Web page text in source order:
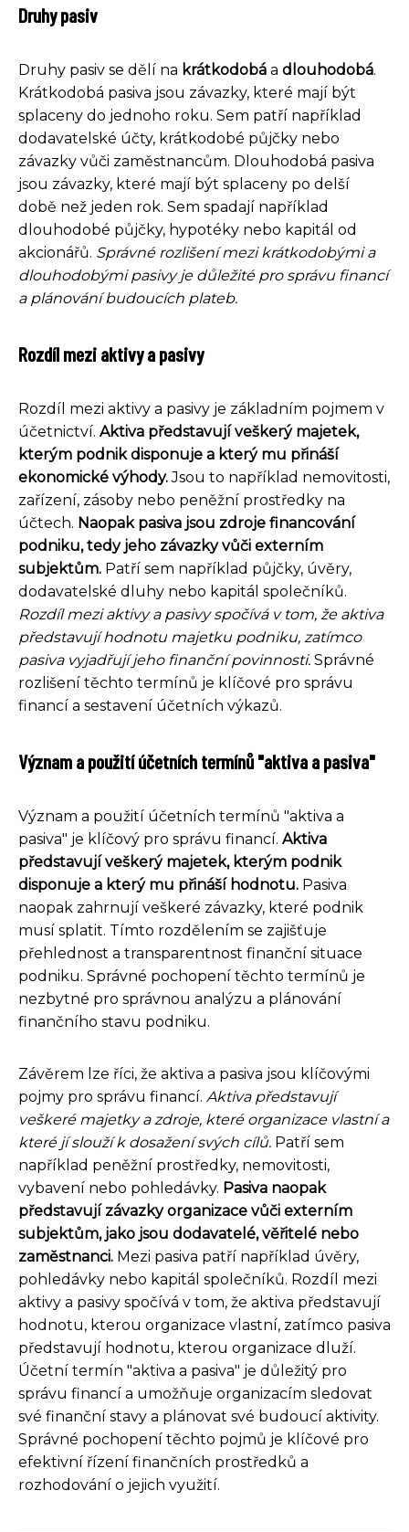
Druhy pasiv
Druhy pasiv se dělí na krátkodobá a dlouhodobá.
Krátkodobá pasiva jsou závazky, které mají být
splaceny do jednoho roku. Sem patří například
dodavatelské účty, krátkodobé půjčky nebo
závazky vůči zaměstnancům. Dlouhodobá pasiva
jsou závazky, které mají být splaceny po delší
době než jeden rok. Sem spadají například
dlouhodobé půjčky, hypotéky nebo kapitál od
akcionářů. Správné rozlišení mezi krátkodobými a
dlouhodobými pasivy je důležité pro správu financí
a plánování budoucích plateb.
Rozdíl mezi aktivy a pasivy
Rozdíl mezi aktivy a pasivy je základním pojmem v
účetnictví. Aktiva představují veškerý majetek,
kterým podnik disponuje a který mu přináší
ekonomické výhody.Jsou to například nemovitosti,
zařízení, zásoby nebo peněžní prostředky na
účtech. Naopak pasiva jsou zdroje financování
podniku, tedy jeho závazky vůči externím
subjektům. Patří sem například půjčky, úvěry,
dodavatelské dluhy nebo kapitál společníků.
Rozdíl mezi aktivy a pasivy spočívá v tom, že aktiva
představují hodnotu majetku podniku, zatímco
pasiva vyjadřují jeho finanční povinnosti. Správné
rozlišení těchto termínů je klíčové pro správu
financí a sestavení účetních výkazů.
Význam a použití účetních termínů "aktiva a pasiva"
Význam a použití účetních termínů "aktiva a
pasiva" je klíčový pro správu financí. Aktiva
představují veškerý majetek, kterým podnik
disponuje a který mu přináší hodnotu. Pasiva
naopak zahrnují veškeré závazky, které podnik
musí splatit. Tímto rozdělením se zajišťuje
přehlednost a transparentnost finanční situace
podniku. Správné pochopení těchto termínů je
nezbytné pro správnou analýzu a plánování
finančního stavu podniku.
Závěrem lze říci, že aktiva a pasiva jsou klíčovými
pojmy pro správu financí. Aktiva představují
veškeré majetky a zdroje, které organizace vlastní a
které jí slouží k dosažení svých cílů. Patří sem
například peněžní prostředky, nemovitosti,
vybavení nebo pohledávky. Pasiva naopak
představují závazky organizace vůči externím
subjektům, jako jsou dodavatelé, věřitelé nebo
zaměstnanci. Mezi pasiva patří například úvěry,
pohledávky nebo kapitál společníků. Rozdíl mezi
aktivy a pasivy spočívá v tom, že aktiva představují
hodnotu, kterou organizace vlastní, zatímco pasiva
představují hodnotu, kterou organizace dluží.
Účetní termín "aktiva a pasiva" je důležitý pro
správu financí a umožňuje organizacím sledovat
své finanční stavy a plánovat své budoucí aktivity.
Správné pochopení těchto pojmů je klíčové pro
efektivní řízení finančních prostředků a
rozhodování o jejich využití.